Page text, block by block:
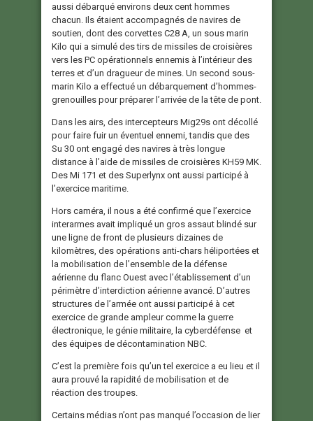
aussi débarqué environs deux cent hommes
chacun. Ils étaient accompagnés de navires de
soutien, dont des corvettes C28 A, un sous marin
Kilo qui a simulé des tirs de missiles de croisières
vers les PC opérationnels ennemis à l’intérieur des
terres et d’un dragueur de mines. Un second sous-
marin Kilo a effectué un débarquement d’hommes-
grenouilles pour préparer l’arrivée de la tête de pont.
Dans les airs, des intercepteurs Mig29s ont décollé
pour faire fuir un éventuel ennemi, tandis que des
Su 30 ont engagé des navires à très longue
distance à l’aide de missiles de croisières KH59 MK.
Des Mi 171 et des Superlynx ont aussi participé à
l’exercice maritime.
Hors caméra, il nous a été confirmé que l’exercice
interarmes avait impliqué un gros assaut blindé sur
une ligne de front de plusieurs dizaines de
kilomètres, des opérations anti-chars héliportées et
la mobilisation de l’ensemble de la défense
aérienne du flanc Ouest avec l’établissement d’un
périmètre d’interdiction aérienne avancé. D’autres
structures de l’armée ont aussi participé à cet
exercice de grande ampleur comme la guerre
électronique, le génie militaire, la cyberdéfense et
des équipes de décontamination NBC.
C’est la première fois qu’un tel exercice a eu lieu et il
aura prouvé la rapidité de mobilisation et de
réaction des troupes.
Certains médias n’ont pas manqué l’occasion de lier